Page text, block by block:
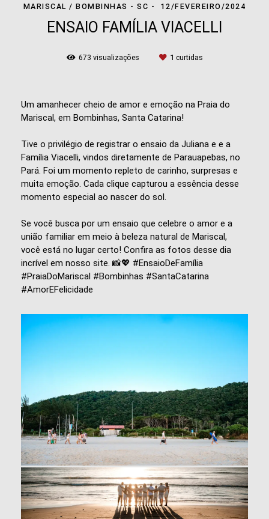
MARISCAL / BOMBINHAS - SC
12/FEVEREIRO/2024
ENSAIO FAMÍLIA VIACELLI
673 visualizações 1 curtidas
Um amanhecer cheio de amor e emoção na Praia do
Mariscal, em Bombinhas, Santa Catarina!
Tive o privilégio de registrar o ensaio da Juliana e e a
Família Viacelli, vindos diretamente de Parauapebas, no
Pará. Foi um momento repleto de carinho, surpresas e
muita emoção. Cada clique capturou a essência desse
momento especial ao nascer do sol.
Se você busca por um ensaio que celebre o amor e a
união familiar em meio à beleza natural de Mariscal,
você está no lugar certo! Confira as fotos desse dia
incrível em nosso site. 📸💖 #EnsaioDeFamília
#PraiaDoMariscal #Bombinhas #SantaCatarina
#AmorEFelicidade